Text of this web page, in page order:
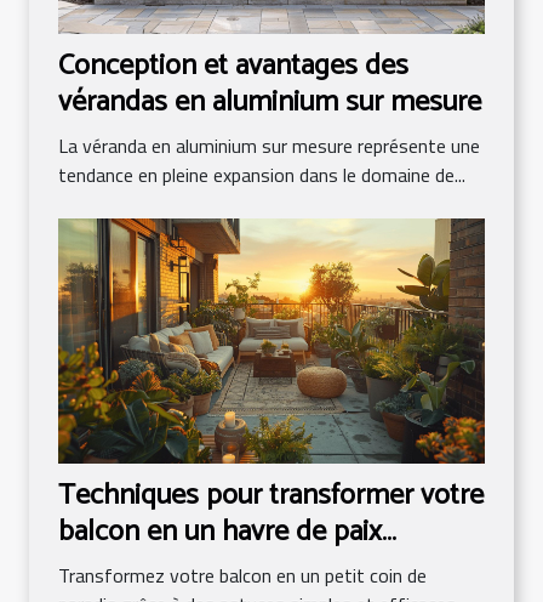
Conception et avantages des
vérandas en aluminium sur mesure
La véranda en aluminium sur mesure représente une
tendance en pleine expansion dans le domaine de...
Techniques pour transformer votre
balcon en un havre de paix
verdoyant
Transformez votre balcon en un petit coin de